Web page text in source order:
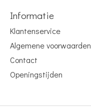
Informatie
Klantenservice
Algemene voorwaarden
Contact
Openingstijden